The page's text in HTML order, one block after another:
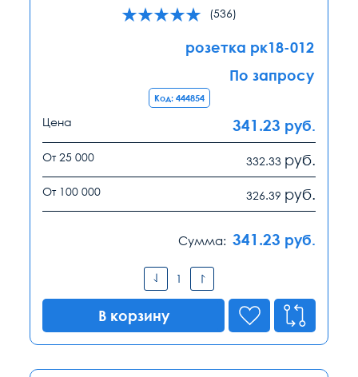
(536)
розетка рк18-012
По запросу
Код: 444854
Цена 341.23 руб.
От 25 000 332.33 руб.
От 100 000 326.39 руб.
Сумма: 341.23 руб.
В корзину